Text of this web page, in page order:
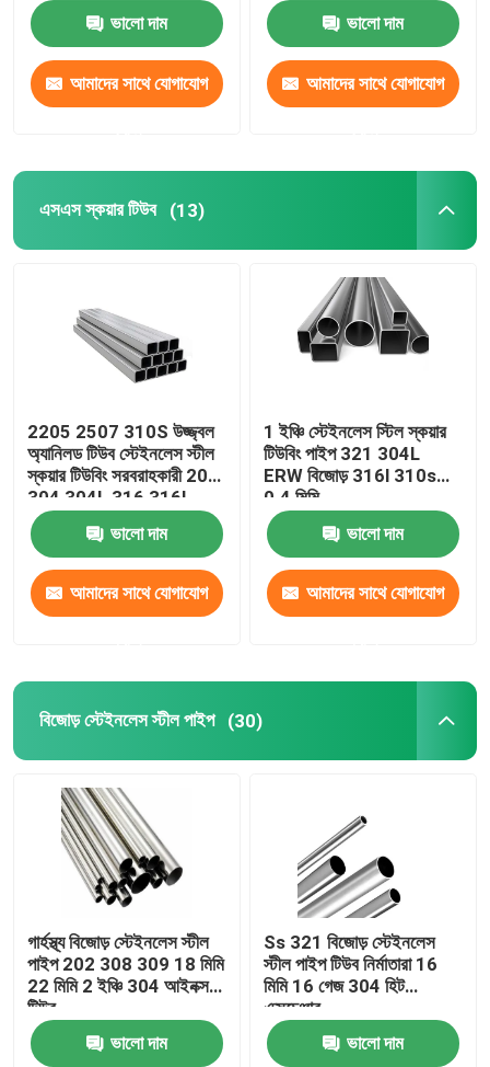
ভালো দাম
আমাদের সাথে যোগাযোগ
ভালো দাম
আমাদের সাথে যোগাযোগ
এসএস স্কয়ার টিউব (13)
2205 2507 310S উজ্জ্বল
অ্যানিলড টিউব স্টেইনলেস স্টীল
স্কয়ার টিউবিং সরবরাহকারী 201
304 304L 316 316L
ভালো দাম
আমাদের সাথে যোগাযোগ
1 ইঞ্চি স্টেইনলেস স্টিল স্কয়ার
টিউবিং পাইপ 321 304L
ERW বিজোড় 316l 310s
0.4 মিমি
ভালো দাম
আমাদের সাথে যোগাযোগ
বিজোড় স্টেইনলেস স্টীল পাইপ (30)
গার্হস্থ্য বিজোড় স্টেইনলেস স্টীল
পাইপ 202 308 309 18 মিমি
22 মিমি 2 ইঞ্চি 304 আইনক্স
টিউব
ভালো দাম
Ss 321 বিজোড় স্টেইনলেস
স্টীল পাইপ টিউব নির্মাতারা 16
মিমি 16 গেজ 304 হিট
এক্সচেঞ্জার
ভালো দাম